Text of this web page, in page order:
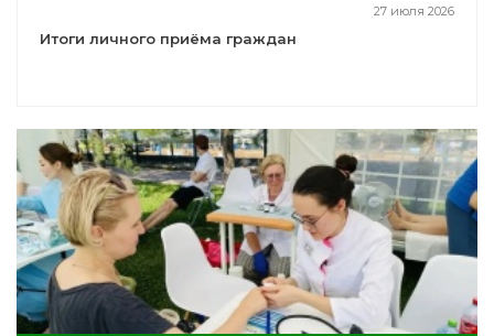
27 июля 2026
Итоги личного приёма граждан